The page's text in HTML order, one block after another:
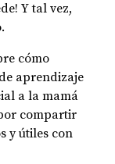
Y tal vez,
cómo
aprendizaje
a la mamá
compartir
y útiles con